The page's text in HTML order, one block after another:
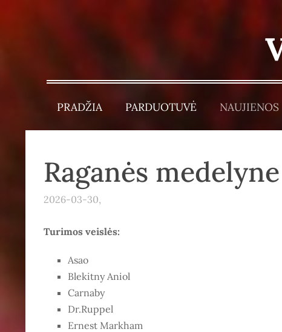
PRADŽIA PARDUOTUVĖ NAUJIENOS
Raganės medelyne
2026-03-30,
Turimos veislės:
Asao
Blekitny Aniol
Carnaby
Dr.Ruppel
Ernest Markham